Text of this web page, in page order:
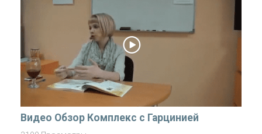
Видео Обзор Комплекс с Гарцинией